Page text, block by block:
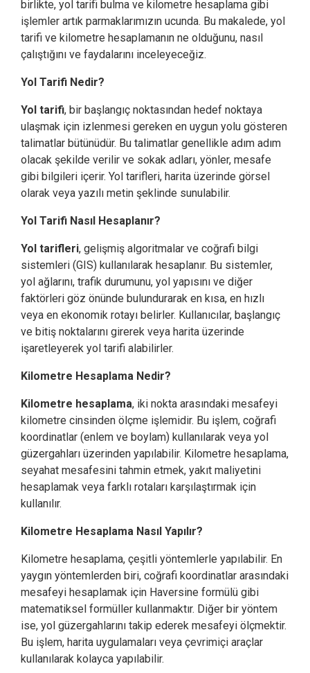
birlikte, yol tarifi bulma ve kilometre hesaplama gibi
işlemler artık parmaklarımızın ucunda. Bu makalede, yol
tarifi ve kilometre hesaplamanın ne olduğunu, nasıl
çalıştığını ve faydalarını inceleyeceğiz.
Yol Tarifi Nedir?
Yol tarifi, bir başlangıç noktasından hedef noktaya
ulaşmak için izlenmesi gereken en uygun yolu gösteren
talimatlar bütünüdür. Bu talimatlar genellikle adım adım
olacak şekilde verilir ve sokak adları, yönler, mesafe
gibi bilgileri içerir. Yol tarifleri, harita üzerinde görsel
olarak veya yazılı metin şeklinde sunulabilir.
Yol Tarifi Nasıl Hesaplanır?
Yol tarifleri, gelişmiş algoritmalar ve coğrafi bilgi
sistemleri (GIS) kullanılarak hesaplanır. Bu sistemler,
yol ağlarını, trafik durumunu, yol yapısını ve diğer
faktörleri göz önünde bulundurarak en kısa, en hızlı
veya en ekonomik rotayı belirler. Kullanıcılar, başlangıç
ve bitiş noktalarını girerek veya harita üzerinde
işaretleyerek yol tarifi alabilirler.
Kilometre Hesaplama Nedir?
Kilometre hesaplama, iki nokta arasındaki mesafeyi
kilometre cinsinden ölçme işlemidir. Bu işlem, coğrafi
koordinatlar (enlem ve boylam) kullanılarak veya yol
güzergahları üzerinden yapılabilir. Kilometre hesaplama,
seyahat mesafesini tahmin etmek, yakıt maliyetini
hesaplamak veya farklı rotaları karşılaştırmak için
kullanılır.
Kilometre Hesaplama Nasıl Yapılır?
Kilometre hesaplama, çeşitli yöntemlerle yapılabilir. En
yaygın yöntemlerden biri, coğrafi koordinatlar arasındaki
mesafeyi hesaplamak için Haversine formülü gibi
matematiksel formüller kullanmaktır. Diğer bir yöntem
ise, yol güzergahlarını takip ederek mesafeyi ölçmektir.
Bu işlem, harita uygulamaları veya çevrimiçi araçlar
kullanılarak kolayca yapılabilir.